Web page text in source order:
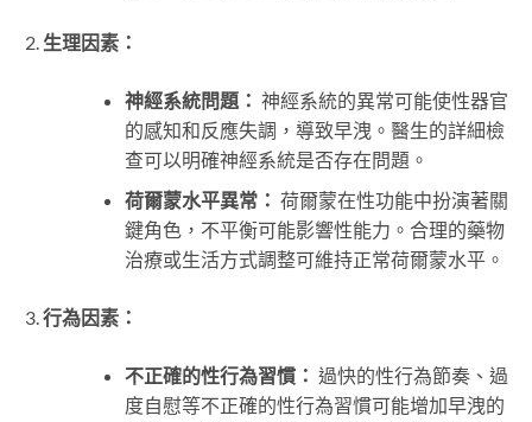
生理因素：
神經系統問題： 神經系統的異常可能使性器官
的感知和反應失調，導致早洩。醫生的詳細檢
查可以明確神經系統是否存在問題。
荷爾蒙水平異常： 荷爾蒙在性功能中扮演著關
鍵角色，不平衡可能影響性能力。合理的藥物
治療或生活方式調整可維持正常荷爾蒙水平。
行為因素：
不正確的性行為習慣： 過快的性行為節奏、過
度自慰等不正確的性行為習慣可能增加早洩的